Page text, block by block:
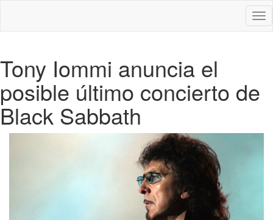
Tony Iommi anuncia el
posible último concierto de
Black Sabbath